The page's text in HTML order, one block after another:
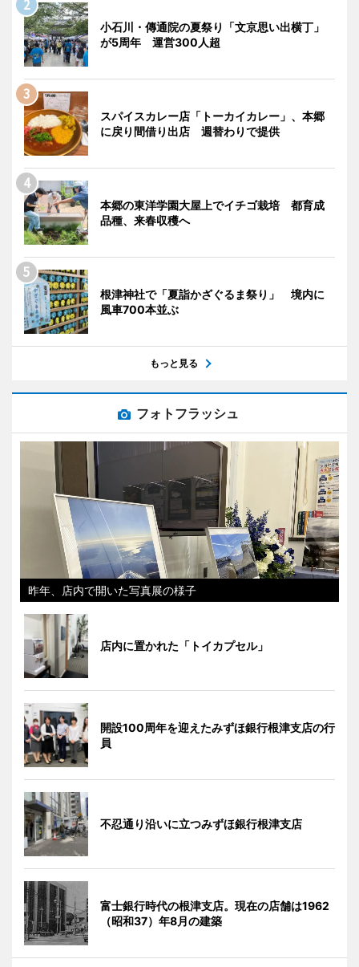
小石川・傳通院の夏祭り「文京思い出横丁」
が5周年 運営300人超
スパイスカレー店「トーカイカレー」、本郷
に戻り間借り出店 週替わりで提供
本郷の東洋学園大屋上でイチゴ栽培 都育成
品種、来春収穫へ
根津神社で「夏詣かざぐるま祭り」 境内に
風車700本並ぶ
もっと見る
フォトフラッシュ
昨年、店内で開いた写真展の様子
店内に置かれた「トイカプセル」
開設100周年を迎えたみずほ銀行根津支店の行
員
不忍通り沿いに立つみずほ銀行根津支店
富士銀行時代の根津支店。現在の店舗は1962
（昭和37）年8月の建築